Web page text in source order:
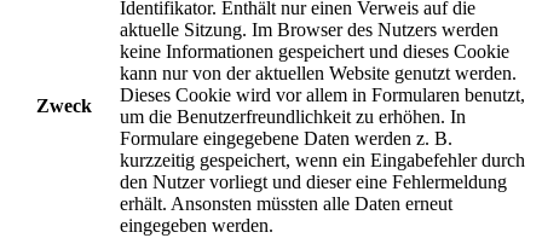
Zweck
Identifikator. Enthält nur einen Verweis auf die
aktuelle Sitzung. Im Browser des Nutzers werden
keine Informationen gespeichert und dieses Cookie
kann nur von der aktuellen Website genutzt werden.
Dieses Cookie wird vor allem in Formularen benutzt,
um die Benutzerfreundlichkeit zu erhöhen. In
Formulare eingegebene Daten werden z. B.
kurzzeitig gespeichert, wenn ein Eingabefehler durch
den Nutzer vorliegt und dieser eine Fehlermeldung
erhält. Ansonsten müssten alle Daten erneut
eingegeben werden.